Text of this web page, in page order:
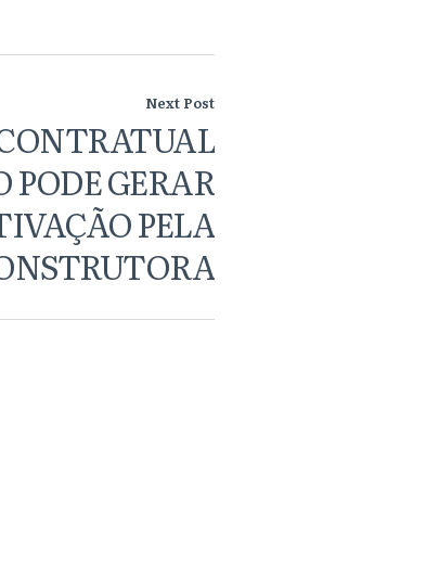
Next Post
PODE GERAR
PELA